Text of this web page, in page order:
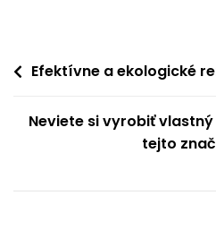
Navigace
příspěvek
Efektívne a ekologické
Neviete si vyrobiť
tejto